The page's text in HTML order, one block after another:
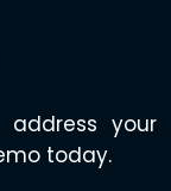
your
today.